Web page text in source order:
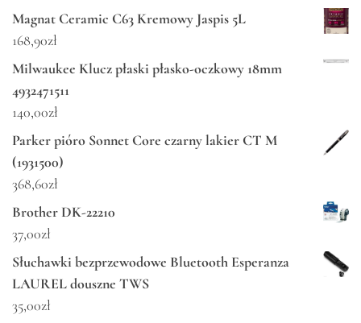
Magnat Ceramic C63 Kremowy Jaspis 5L
168,90zł
Milwaukee Klucz płaski płasko-oczkowy 18mm
4932471511
140,00zł
Parker pióro Sonnet Core czarny lakier CT M
(1931500)
368,60zł
Brother DK-22210
37,00zł
Słuchawki bezprzewodowe Bluetooth Esperanza
LAUREL douszne TWS
35,00zł